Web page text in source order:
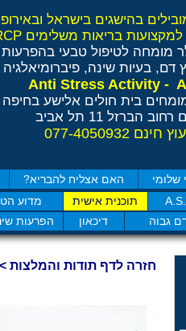
שלומי האם אצליח להבריא?
תוכנית אישית
גבוה דיכאון
מדוע
הפרעות
מומחה לטיפול טבעי בהפרעות
בעיות שינה, פיברומיאלגיה
בית חולים אלישע בחיפה
הברזל 11 תל אביב
077-4050932
חזרה לדף תודות והמלצות